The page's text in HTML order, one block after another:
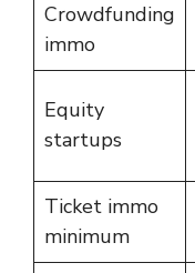
Crowdfunding
immo
Equity
startups
Ticket immo
minimum